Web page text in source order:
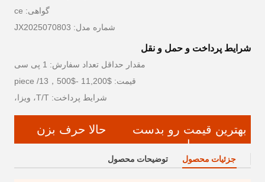
گواهی: ce
شماره مدل: JX2025070803
شرایط پرداخت و حمل و نقل
مقدار حداقل تعداد سفارش: 1 پی سی
قیمت: $11,200 -$13，500/ piece
شرایط پرداخت: T/T، ویزا،
بهترین قیمت رو بدست
بیار
حالا حرف بزن
جزئیات محصول توضیحات محصول